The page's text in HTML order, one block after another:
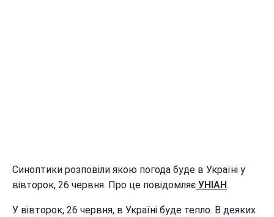
Синоптики розповіли якою погода буде в Україні у
вівторок, 26 червня. Про це повідомляє УНІАН.
У вівторок, 26 червня, в Україні буде тепло. В деяких